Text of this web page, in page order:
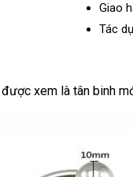
Giao
Tác
khuyến
được xem là tân binh